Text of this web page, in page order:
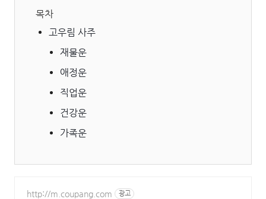
목차
고우림 사주
재물운
애정운
직업운
건강운
가족운
http://m.coupang.com 광고